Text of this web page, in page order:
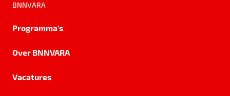
BNNVARA
Programma's
Over BNNVARA
Vacatures